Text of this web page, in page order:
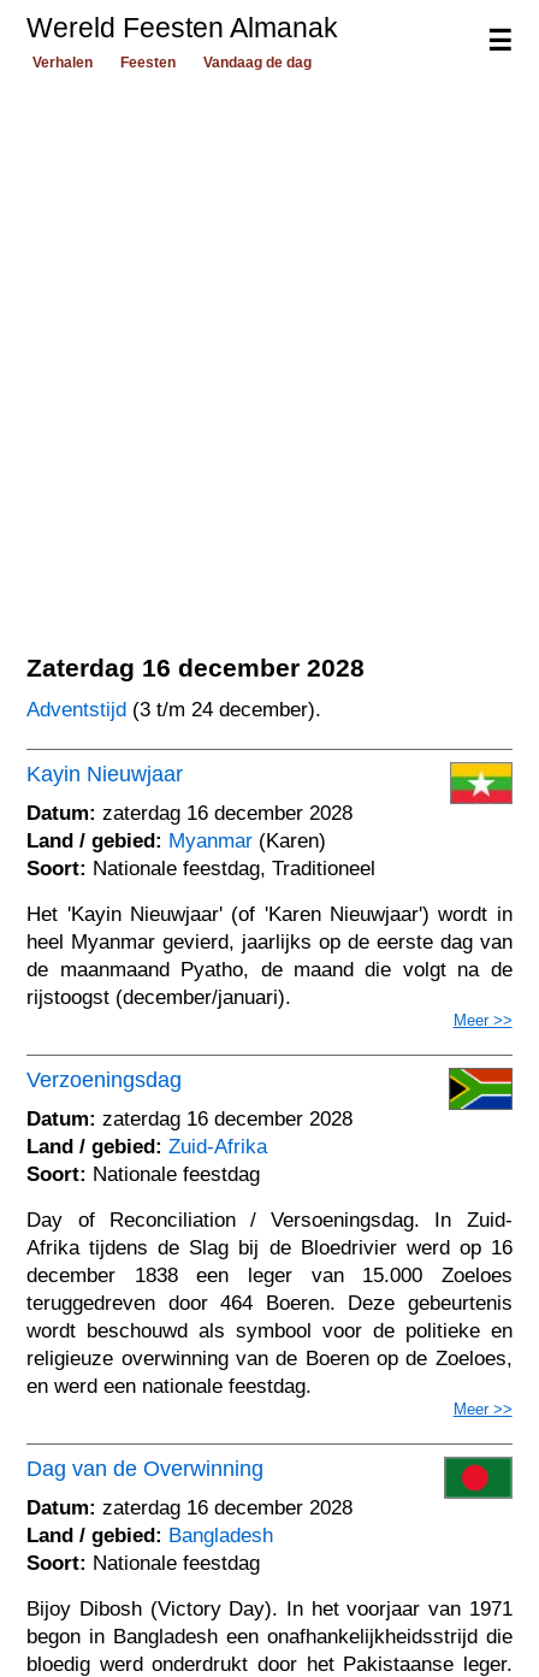
☰
Wereld Feesten Almanak
Verhalen Feesten Vandaag de dag
Zaterdag 16 december 2028
Adventstijd (3 t/m 24 december).
Kayin Nieuwjaar
Datum: zaterdag 16 december 2028
Land / gebied: Myanmar (Karen)
Soort: Nationale feestdag, Traditioneel
Het 'Kayin Nieuwjaar' (of 'Karen Nieuwjaar') wordt in
heel Myanmar gevierd, jaarlijks op de eerste dag van
de maanmaand Pyatho, de maand die volgt na de
rijstoogst (december/januari).
Meer >>
Verzoeningsdag
Datum: zaterdag 16 december 2028
Land / gebied: Zuid-Afrika
Soort: Nationale feestdag
Day of Reconciliation / Versoeningsdag. In Zuid-
Afrika tijdens de Slag bij de Bloedrivier werd op 16
december 1838 een leger van 15.000 Zoeloes
teruggedreven door 464 Boeren. Deze gebeurtenis
wordt beschouwd als symbool voor de politieke en
religieuze overwinning van de Boeren op de Zoeloes,
en werd een nationale feestdag.
Meer >>
Dag van de Overwinning
Datum: zaterdag 16 december 2028
Land / gebied: Bangladesh
Soort: Nationale feestdag
Bijoy Dibosh (Victory Day). In het voorjaar van 1971
begon in Bangladesh een onafhankelijkheidsstrijd die
bloedig werd onderdrukt door het Pakistaanse leger.